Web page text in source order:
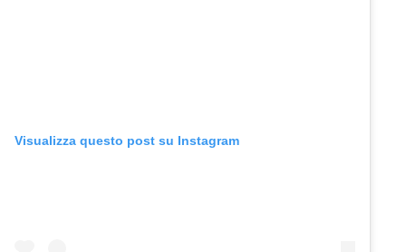
Visualizza questo post su Instagram